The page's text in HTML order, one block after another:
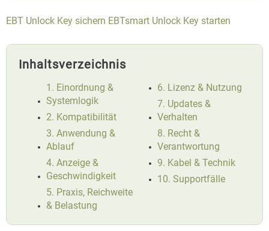
EBT Unlock Key sichern EBTsmart Unlock Key starten
Inhaltsverzeichnis
1. Einordnung &
Systemlogik
2. Kompatibilität
3. Anwendung &
Ablauf
4. Anzeige &
Geschwindigkeit
5. Praxis, Reichweite
& Belastung
6. Lizenz & Nutzung
7. Updates &
Verhalten
8. Recht &
Verantwortung
9. Kabel & Technik
10. Supportfälle